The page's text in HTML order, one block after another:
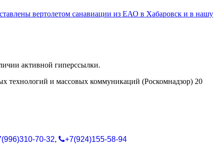
вертолетом санавиации из ЕАО в Хабаровск и в нашу
активной гиперссылки.
технологий и массовых коммуникаций (Роскомнадзор) 20
70-32, +7(924)155-58-94